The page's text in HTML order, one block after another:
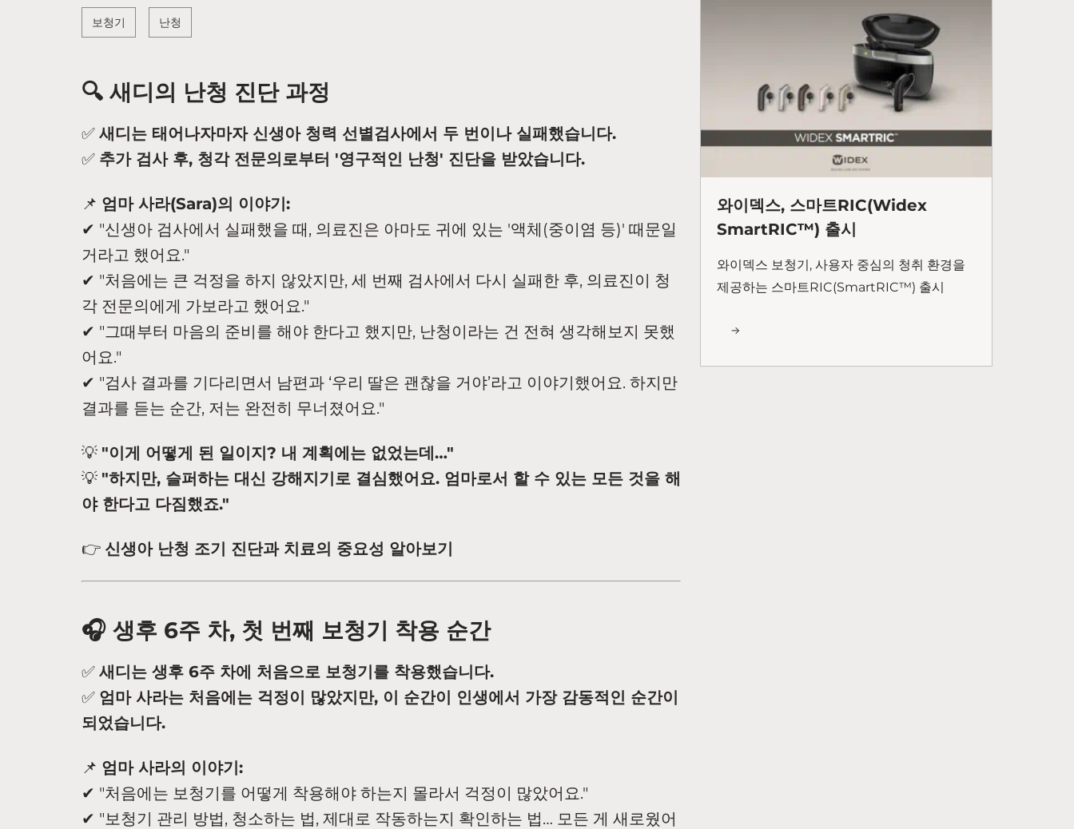
보청기 난청
🔍 새디의 난청 진단 과정
✅ 새디는 태어나자마자 신생아 청력 선별검사에서 두 번이나 실패했습니다.
✅ 추가 검사 후, 청각 전문의로부터 '영구적인 난청' 진단을 받았습니다.
📌 엄마 사라(Sara)의 이야기:
✔ "신생아 검사에서 실패했을 때, 의료진은 아마도 귀에 있는 '액체(중이염 등)' 때문일
거라고 했어요."
✔ "처음에는 큰 걱정을 하지 않았지만, 세 번째 검사에서 다시 실패한 후, 의료진이 청
각 전문의에게 가보라고 했어요."
✔ "그때부터 마음의 준비를 해야 한다고 했지만, 난청이라는 건 전혀 생각해보지 못했
어요."
✔ "검사 결과를 기다리면서 남편과 ‘우리 딸은 괜찮을 거야’라고 이야기했어요. 하지만
결과를 듣는 순간, 저는 완전히 무너졌어요."
💡 "이게 어떻게 된 일이지? 내 계획에는 없었는데…"
💡 "하지만, 슬퍼하는 대신 강해지기로 결심했어요. 엄마로서 할 수 있는 모든 것을 해
야 한다고 다짐했죠."
👉 신생아 난청 조기 진단과 치료의 중요성 알아보기
🎧 생후 6주 차, 첫 번째 보청기 착용 순간
✅ 새디는 생후 6주 차에 처음으로 보청기를 착용했습니다.
✅ 엄마 사라는 처음에는 걱정이 많았지만, 이 순간이 인생에서 가장 감동적인 순간이
되었습니다.
📌 엄마 사라의 이야기:
✔ "처음에는 보청기를 어떻게 착용해야 하는지 몰라서 걱정이 많았어요."
✔ "보청기 관리 방법, 청소하는 법, 제대로 작동하는지 확인하는 법… 모든 게 새로웠어
와이덱스, 스마트RIC(Widex
SmartRIC™) 출시
와이덱스 보청기, 사용자 중심의 청취 환경을
제공하는 스마트RIC(SmartRIC™) 출시